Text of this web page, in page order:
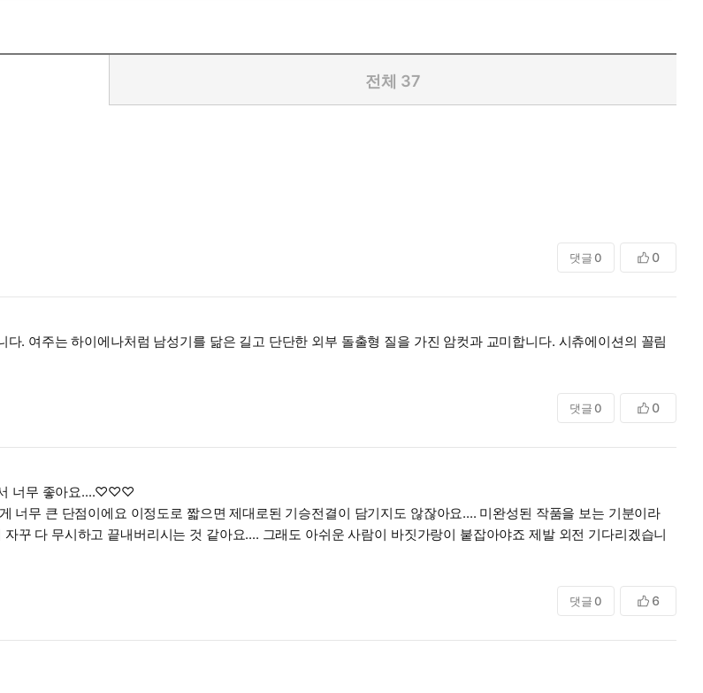
전체 37
댓글 0 0
. 여주는 하이에나처럼 남성기를 닮은 길고 단단한 외부 돌출형 질을 가진 암컷과 교미합니다. 시츄에이션의 꼴림
댓글 0 0
서 너무 좋아요....♡♡♡
너무 큰 단점이에요 이정도로 짧으면 제대로된 기승전결이 담기지도 않잖아요.... 미완성된 작품을 보는 기분이라
꾸 다 무시하고 끝내버리시는 것 같아요.... 그래도 아쉬운 사람이 바짓가랑이 붙잡아야죠 제발 외전 기다리겠습니
댓글 0 6